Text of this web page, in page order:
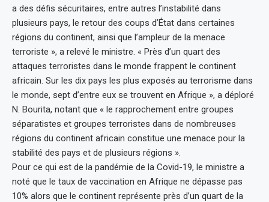
a des défis sécuritaires, entre autres l’instabilité dans
plusieurs pays, le retour des coups d’État dans certaines
régions du continent, ainsi que l’ampleur de la menace
terroriste », a relevé le ministre. « Près d’un quart des
attaques terroristes dans le monde frappent le continent
africain. Sur les dix pays les plus exposés au terrorisme dans
le monde, sept d’entre eux se trouvent en Afrique », a déploré
N. Bourita, notant que « le rapprochement entre groupes
séparatistes et groupes terroristes dans de nombreuses
régions du continent africain constitue une menace pour la
stabilité des pays et de plusieurs régions ».
Pour ce qui est de la pandémie de la Covid-19, le ministre a
noté que le taux de vaccination en Afrique ne dépasse pas
10% alors que le continent représente près d’un quart de la